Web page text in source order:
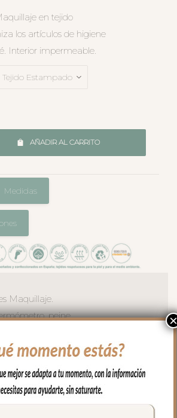
en tejido
los artículos de higiene
Interior impermeable.
AÑADIR AL CARRITO
Medidas
Maquillaje.
peine,
artículos de higiene de
e impermeable
Maquillaje de 26 x
×